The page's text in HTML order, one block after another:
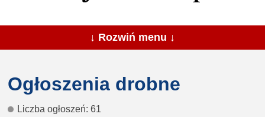
↓ Rozwiń menu ↓
Ogłoszenia drobne
Liczba ogłoszeń: 61